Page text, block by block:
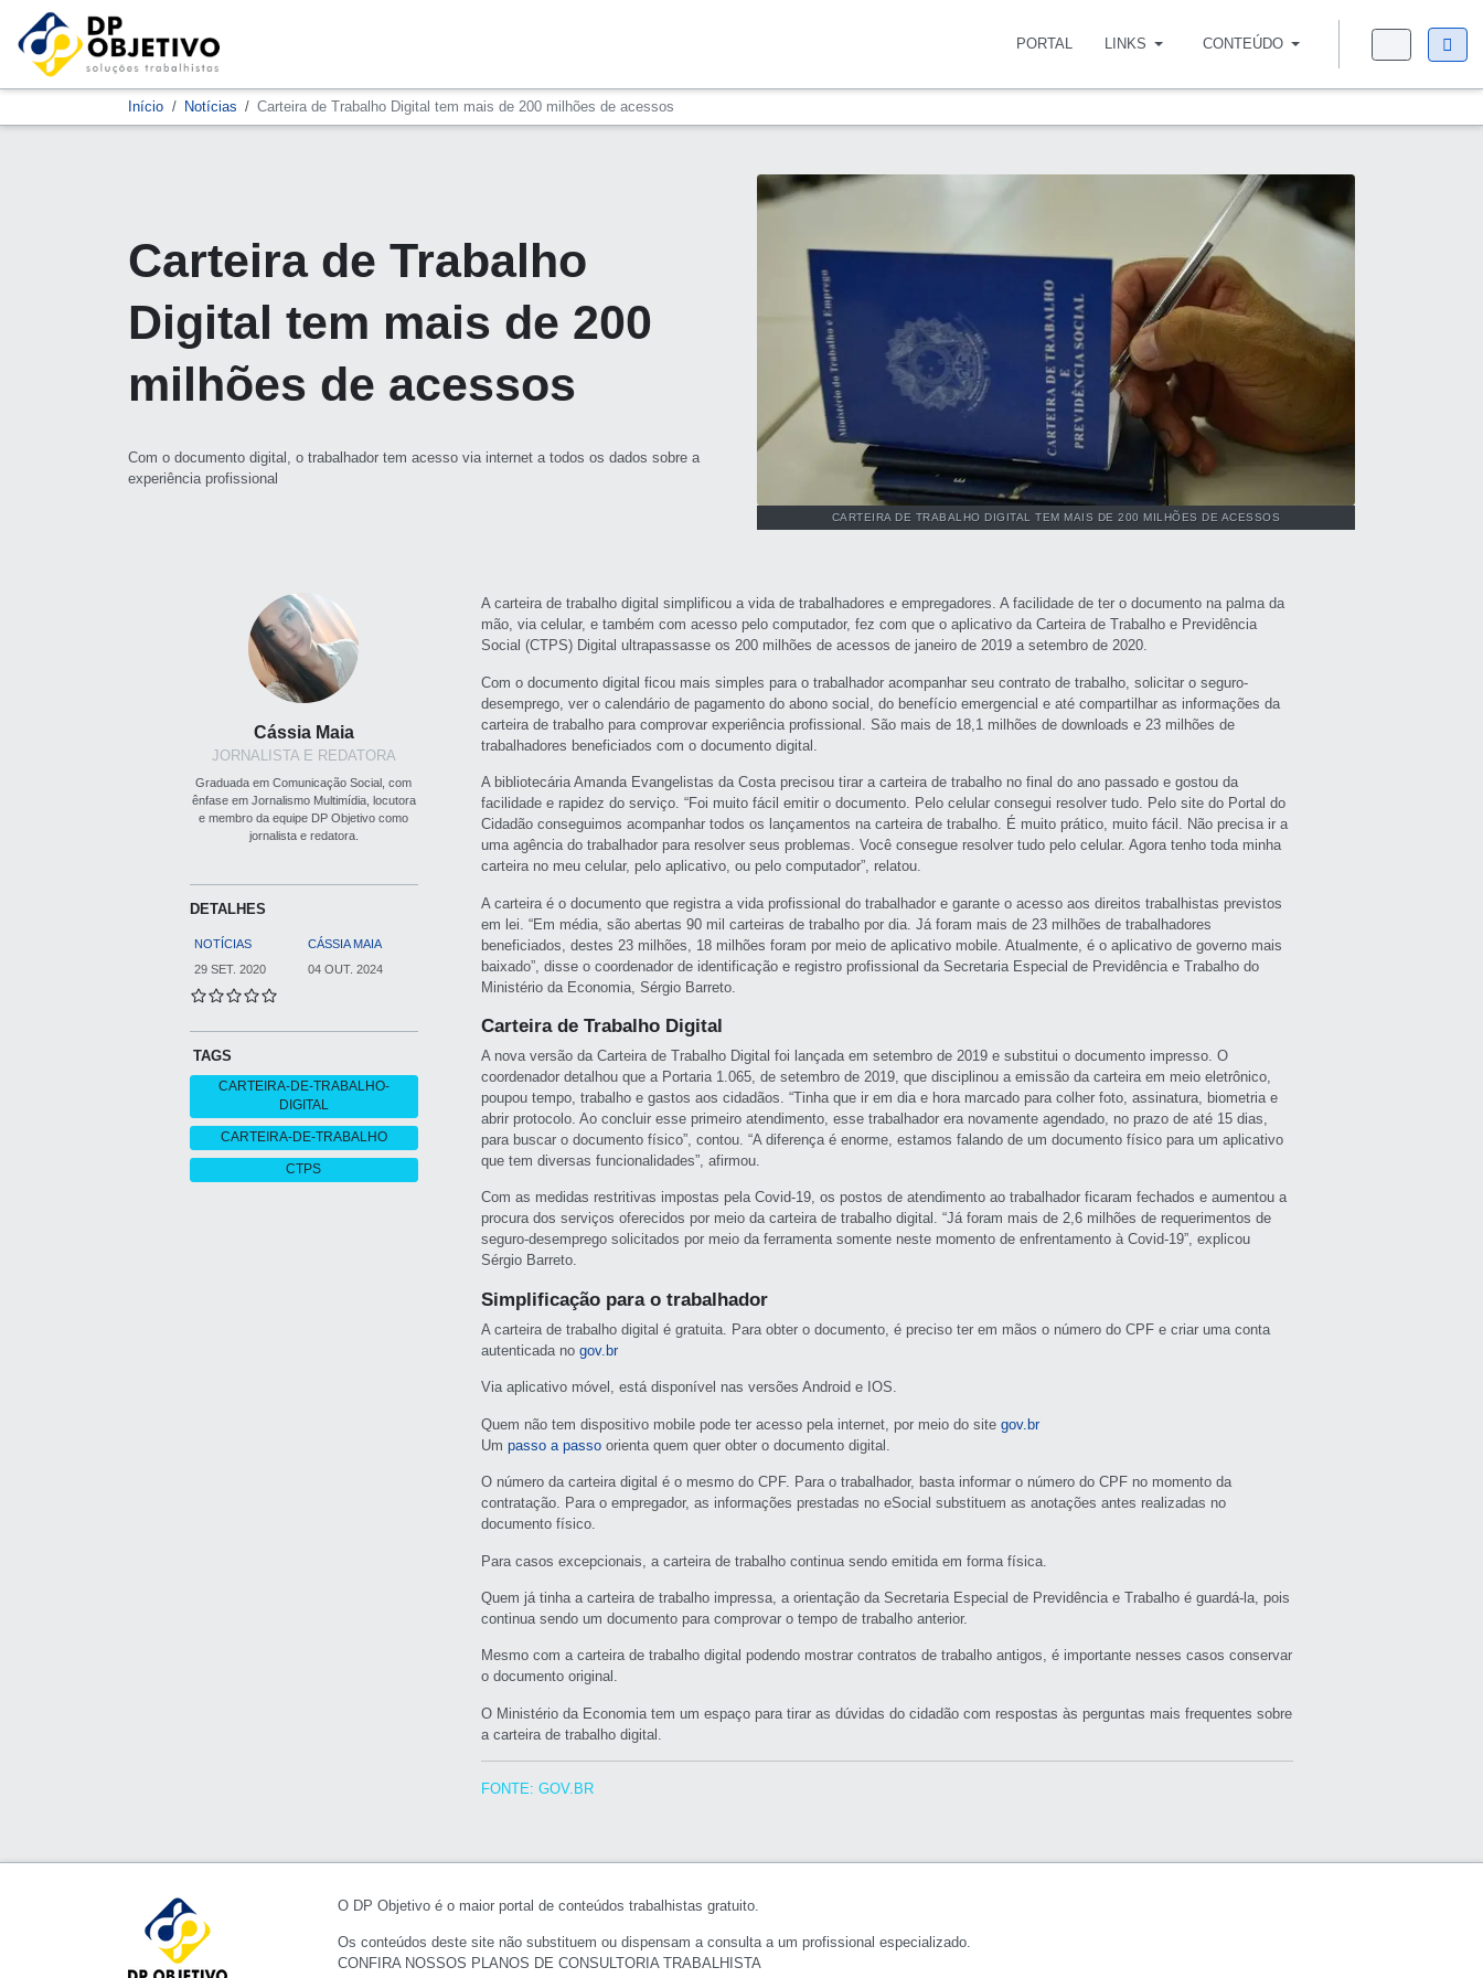
PORTAL LINKS CONTEÚDO
Início Notícias Carteira de Trabalho Digital tem mais de 200 milhões de acessos
Carteira de Trabalho
Digital tem mais de 200
milhões de acessos
Com o documento digital, o trabalhador tem acesso via internet a todos os dados sobre a
experiência profissional
CARTEIRA DE TRABALHO DIGITAL TEM MAIS DE 200 MILHÕES DE ACESSOS
Cássia Maia
JORNALISTA E REDATORA
Graduada em Comunicação Social, com
ênfase em Jornalismo Multimídia, locutora
e membro da equipe DP Objetivo como
jornalista e redatora.
DETALHES
NOTÍCIAS
CÁSSIA MAIA
29 SET. 2020
04 OUT. 2024
TAGS
CARTEIRA-DE-TRABALHO-
DIGITAL
CARTEIRA-DE-TRABALHO
CTPS
A carteira de trabalho digital simplificou a vida de trabalhadores e empregadores. A facilidade de ter o documento na palma da
mão, via celular, e também com acesso pelo computador, fez com que o aplicativo da Carteira de Trabalho e Previdência
Social (CTPS) Digital ultrapassasse os 200 milhões de acessos de janeiro de 2019 a setembro de 2020.
Com o documento digital ficou mais simples para o trabalhador acompanhar seu contrato de trabalho, solicitar o seguro-
desemprego, ver o calendário de pagamento do abono social, do benefício emergencial e até compartilhar as informações da
carteira de trabalho para comprovar experiência profissional. São mais de 18,1 milhões de downloads e 23 milhões de
trabalhadores beneficiados com o documento digital.
A bibliotecária Amanda Evangelistas da Costa precisou tirar a carteira de trabalho no final do ano passado e gostou da
facilidade e rapidez do serviço. “Foi muito fácil emitir o documento. Pelo celular consegui resolver tudo. Pelo site do Portal do
Cidadão conseguimos acompanhar todos os lançamentos na carteira de trabalho. É muito prático, muito fácil. Não precisa ir a
uma agência do trabalhador para resolver seus problemas. Você consegue resolver tudo pelo celular. Agora tenho toda minha
carteira no meu celular, pelo aplicativo, ou pelo computador”, relatou.
A carteira é o documento que registra a vida profissional do trabalhador e garante o acesso aos direitos trabalhistas previstos
em lei. “Em média, são abertas 90 mil carteiras de trabalho por dia. Já foram mais de 23 milhões de trabalhadores
beneficiados, destes 23 milhões, 18 milhões foram por meio de aplicativo mobile. Atualmente, é o aplicativo de governo mais
baixado”, disse o coordenador de identificação e registro profissional da Secretaria Especial de Previdência e Trabalho do
Ministério da Economia, Sérgio Barreto.
Carteira de Trabalho Digital
A nova versão da Carteira de Trabalho Digital foi lançada em setembro de 2019 e substitui o documento impresso. O
coordenador detalhou que a Portaria 1.065, de setembro de 2019, que disciplinou a emissão da carteira em meio eletrônico,
poupou tempo, trabalho e gastos aos cidadãos. “Tinha que ir em dia e hora marcado para colher foto, assinatura, biometria e
abrir protocolo. Ao concluir esse primeiro atendimento, esse trabalhador era novamente agendado, no prazo de até 15 dias,
para buscar o documento físico”, contou. “A diferença é enorme, estamos falando de um documento físico para um aplicativo
que tem diversas funcionalidades”, afirmou.
Com as medidas restritivas impostas pela Covid-19, os postos de atendimento ao trabalhador ficaram fechados e aumentou a
procura dos serviços oferecidos por meio da carteira de trabalho digital. “Já foram mais de 2,6 milhões de requerimentos de
seguro-desemprego solicitados por meio da ferramenta somente neste momento de enfrentamento à Covid-19”, explicou
Sérgio Barreto.
Simplificação para o trabalhador
A carteira de trabalho digital é gratuita. Para obter o documento, é preciso ter em mãos o número do CPF e criar uma conta
autenticada nogov.br
Via aplicativo móvel, está disponível nas versões Android e IOS.
Quem não tem dispositivo mobile pode ter acesso pela internet, por meio do sitegov.br
Umpasso a passo orienta quem quer obter o documento digital.
O número da carteira digital é o mesmo do CPF. Para o trabalhador, basta informar o número do CPF no momento da
contratação. Para o empregador, as informações prestadas no eSocial substituem as anotações antes realizadas no
documento físico.
Para casos excepcionais, a carteira de trabalho continua sendo emitida em forma física.
Quem já tinha a carteira de trabalho impressa, a orientação da Secretaria Especial de Previdência e Trabalho é guardá-la, pois
continua sendo um documento para comprovar o tempo de trabalho anterior.
Mesmo com a carteira de trabalho digital podendo mostrar contratos de trabalho antigos, é importante nesses casos conservar
o documento original.
O Ministério da Economia tem um espaço para tirar as dúvidas do cidadão com respostas às perguntas mais frequentes sobre
a carteira de trabalho digital.
FONTE: GOV.BR
O DP Objetivo é o maior portal de conteúdos trabalhistas gratuito.
Os conteúdos deste site não substituem ou dispensam a consulta a um profissional especializado.
CONFIRA NOSSOS PLANOS DE CONSULTORIA TRABALHISTA